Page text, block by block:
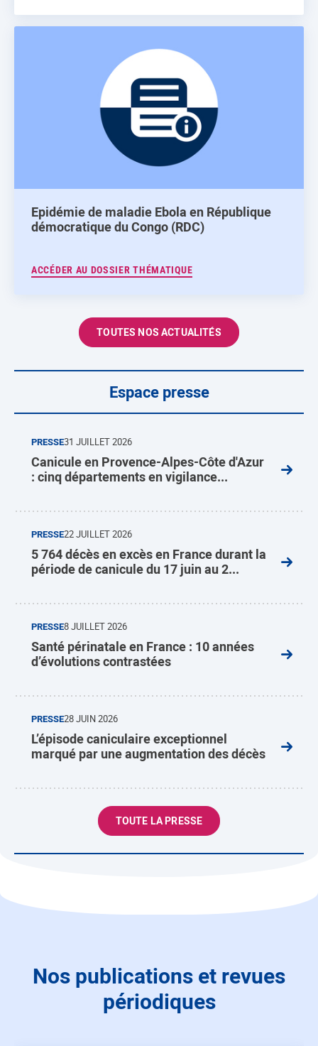
Epidémie de maladie Ebola en République
démocratique du Congo (RDC)
ACCÉDER AU DOSSIER THÉMATIQUE
TOUTES NOS ACTUALITÉS
Espace presse
PRESSE31 JUILLET 2026
Canicule en Provence-Alpes-Côte d'Azur
: cinq départements en vigilance...
PRESSE22 JUILLET 2026
5 764 décès en excès en France durant la
période de canicule du 17 juin au 2...
PRESSE8 JUILLET 2026
Santé périnatale en France : 10 années
d’évolutions contrastées
PRESSE28 JUIN 2026
L’épisode caniculaire exceptionnel
marqué par une augmentation des décès
TOUTE LA PRESSE
Nos publications et revues
périodiques